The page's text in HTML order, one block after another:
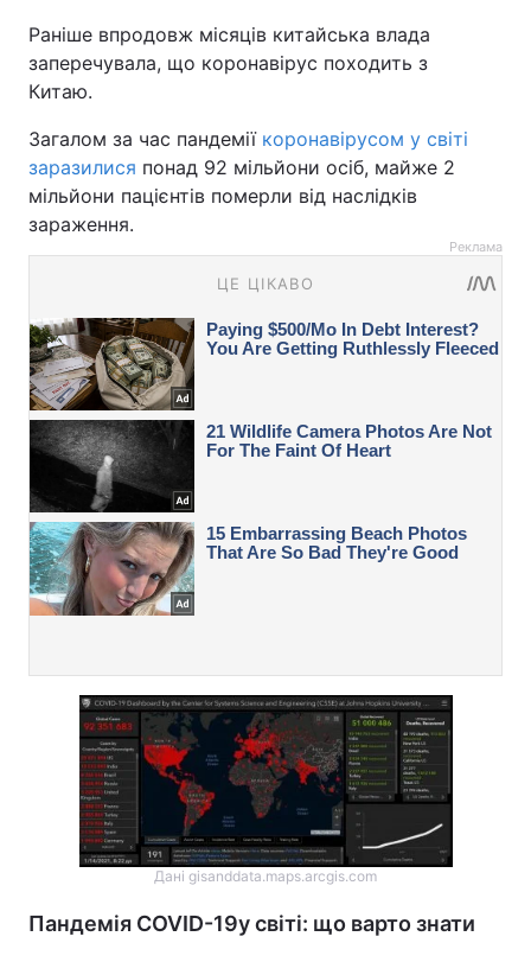
Раніше впродовж місяців китайська влада
заперечувала, що коронавірус походить з
Китаю.
Загалом за час пандемії коронавірусом у світі
заразилися понад 92 мільйони осіб, майже 2
мільйони пацієнтів померли від наслідків
зараження.
Реклама
Дані gisanddata.maps.arcgis.com
Пандемія COVID-19у світі: що варто знати